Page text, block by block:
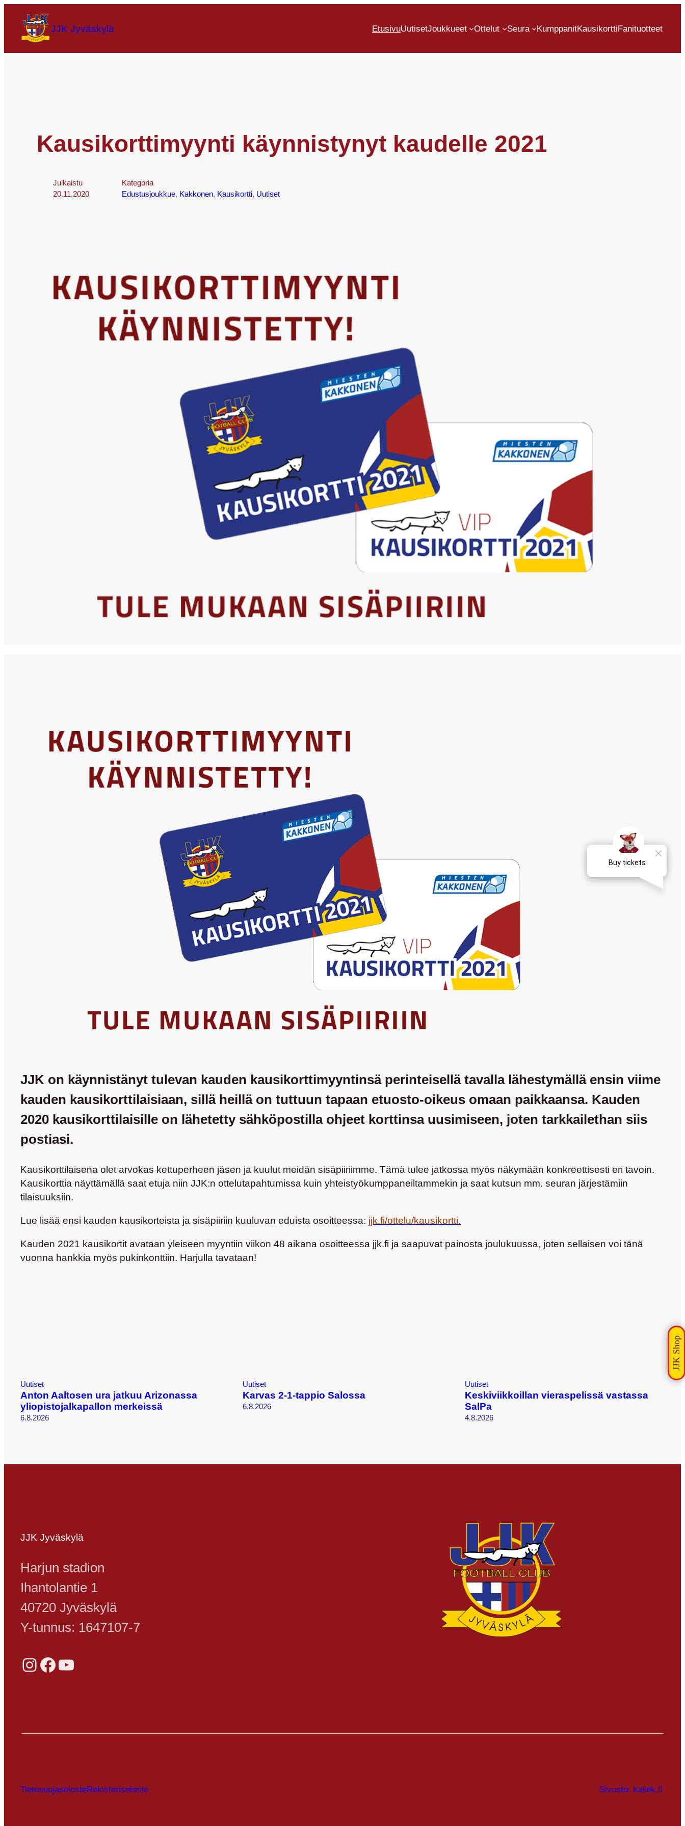
JJK Jyväskylä EtusivuUutisetJoukkueet Ottelut Seura KumppanitKausikorttiFanituotteet
Kausikorttimyynti käynnistynyt kaudelle 2021
Julkaistu
20.11.2020
Kategoria
Edustusjoukkue, Kakkonen, Kausikortti, Uutiset
JJK on käynnistänyt tulevan kauden kausikorttimyyntinsä perinteisellä tavalla lähestymällä ensin viime
kauden kausikorttilaisiaan, sillä heillä on tuttuun tapaan etuosto-oikeus omaan paikkaansa. Kauden
2020 kausikorttilaisille on lähetetty sähköpostilla ohjeet korttinsa uusimiseen, joten tarkkailethan siis
postiasi.
Kausikorttilaisena olet arvokas kettuperheen jäsen ja kuulut meidän sisäpiiriimme. Tämä tulee jatkossa myös näkymään konkreettisesti eri tavoin.
Kausikorttia näyttämällä saat etuja niin JJK:n ottelutapahtumissa kuin yhteistyökumppaneiltammekin ja saat kutsun mm. seuran järjestämiin
tilaisuuksiin.
Lue lisää ensi kauden kausikorteista ja sisäpiiriin kuuluvan eduista osoitteessa: jjk.fi/ottelu/kausikortti.
Kauden 2021 kausikortit avataan yleiseen myyntiin viikon 48 aikana osoitteessa jjk.fi ja saapuvat painosta joulukuussa, joten sellaisen voi tänä
vuonna hankkia myös pukinkonttiin. Harjulla tavataan!
Uutiset
Anton Aaltosen ura jatkuu Arizonassa
yliopistojalkapallon merkeissä
6.8.2026
Uutiset
Karvas 2-1-tappio Salossa
6.8.2026
Uutiset
Keskiviikkoillan vieraspelissä vastassa
SalPa
4.8.2026
JJK Jyväskylä
Harjun stadion
Ihantolantie 1
40720 Jyväskylä
Y-tunnus: 1647107-7
Instagram Facebook YouTube
TietosuojaselosteRekisteriseloste Sivusto: kallek.fi